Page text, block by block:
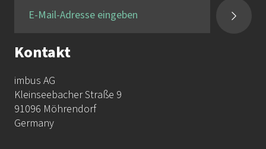
Kontakt
imbus AG
Kleinseebacher Straße 9
91096 Möhrendorf
Germany